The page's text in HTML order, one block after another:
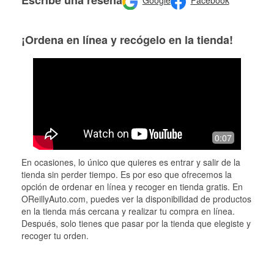
¡Ordena en línea y recógelo en la tienda!
0:07
En ocasiones, lo único que quieres es entrar y salir de la
tienda sin perder tiempo. Es por eso que ofrecemos la
opción de ordenar en línea y recoger en tienda gratis. En
OReillyAuto.com, puedes ver la disponibilidad de productos
en la tienda más cercana y realizar tu compra en línea.
Después, solo tienes que pasar por la tienda que elegiste y
recoger tu orden.